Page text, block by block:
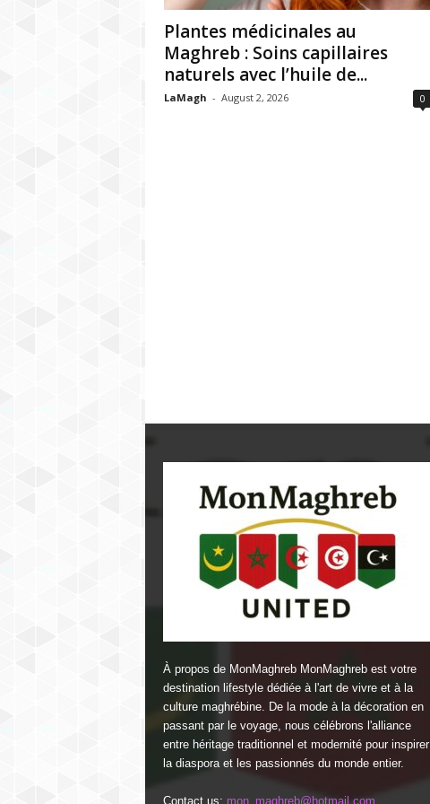
h
r
e
Plantes médicinales au
Maghreb : Soins capillaires
naturels avec l’huile de...
LaMagh - August 2, 2026 0
À propos de MonMaghreb MonMaghreb est votre
destination lifestyle dédiée à l'art de vivre et à la
culture maghrébine. De la mode à la décoration en
passant par le voyage, nous célébrons l'alliance
entre héritage traditionnel et modernité pour inspirer
la diaspora et les passionnés du monde entier.
Contact us: mon_maghreb@hotmail.com